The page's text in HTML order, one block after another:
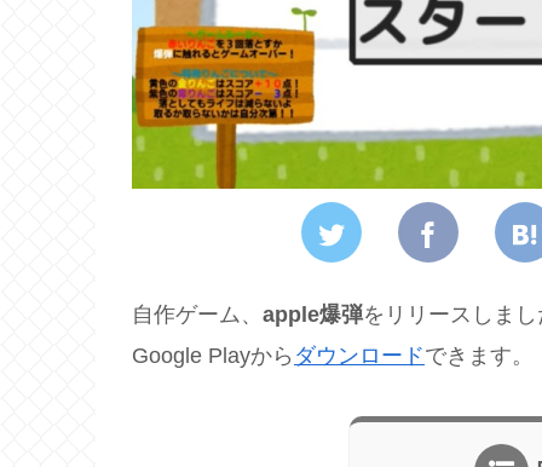
自作ゲーム、 apple爆弾をリリースしまし
Google Playから ダウンロードできます。